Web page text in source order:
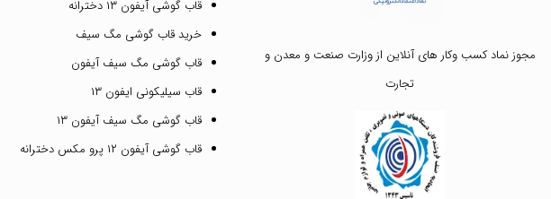
مجوز نماد کسب وکار های آنلاین از وزارت صنعت و معدن و
تجارت
قاب گوشی آیفون ۱۳ دخترانه
خرید قاب گوشی مگ سیف
قاب گوشی مگ سیف آیفون
قاب سیلیکونی ایفون ۱۳
قاب گوشی مگ سیف آیفون ۱۳
قاب گوشی آیفون ۱۲ پرو مکس دخترانه